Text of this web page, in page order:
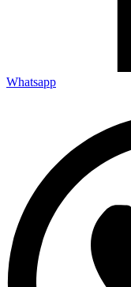
Whatsapp